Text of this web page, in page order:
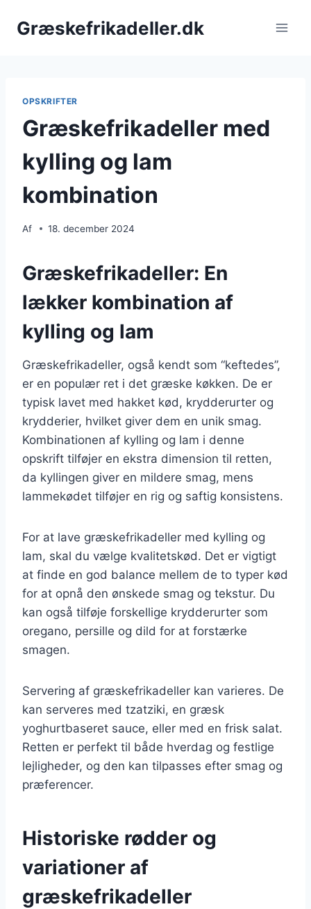
Græskefrikadeller.dk
OPSKRIFTER
Græskefrikadeller med
kylling og lam
kombination
Af 18. december 2024
Græskefrikadeller: En
lækker kombination af
kylling og lam
Græskefrikadeller, også kendt som “keftedes”,
er en populær ret i det græske køkken. De er
typisk lavet med hakket kød, krydderurter og
krydderier, hvilket giver dem en unik smag.
Kombinationen af kylling og lam i denne
opskrift tilføjer en ekstra dimension til retten,
da kyllingen giver en mildere smag, mens
lammekødet tilføjer en rig og saftig konsistens.
For at lave græskefrikadeller med kylling og
lam, skal du vælge kvalitetskød. Det er vigtigt
at finde en god balance mellem de to typer kød
for at opnå den ønskede smag og tekstur. Du
kan også tilføje forskellige krydderurter som
oregano, persille og dild for at forstærke
smagen.
Servering af græskefrikadeller kan varieres. De
kan serveres med tzatziki, en græsk
yoghurtbaseret sauce, eller med en frisk salat.
Retten er perfekt til både hverdag og festlige
lejligheder, og den kan tilpasses efter smag og
præferencer.
Historiske rødder og
variationer af
græskefrikadeller